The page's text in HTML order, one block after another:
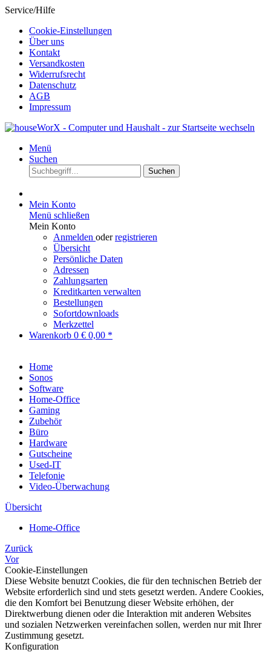
Service/Hilfe
Cookie-Einstellungen
Über uns
Kontakt
Versandkosten
Widerrufsrecht
Datenschutz
AGB
Impressum
Menü
Suchen
Suchen
Mein Konto
Menü schließen
Mein Konto
Anmelden oderregistrieren
Übersicht
Persönliche Daten
Adressen
Zahlungsarten
Kreditkarten verwalten
Bestellungen
Sofortdownloads
Merkzettel
Warenkorb 0 € 0,00 *
Home
Sonos
Software
Home-Office
Gaming
Zubehör
Büro
Hardware
Gutscheine
Used-IT
Telefonie
Video-Überwachung
Übersicht
Home-Office
Zurück
Vor
Cookie-Einstellungen
Diese Website benutzt Cookies, die für den technischen Betrieb der
Website erforderlich sind und stets gesetzt werden. Andere Cookies,
die den Komfort bei Benutzung dieser Website erhöhen, der
Direktwerbung dienen oder die Interaktion mit anderen Websites
und sozialen Netzwerken vereinfachen sollen, werden nur mit Ihrer
Zustimmung gesetzt.
Konfiguration